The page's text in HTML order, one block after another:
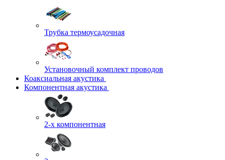
Трубка термоусадочная
Установочный комплект проводов
Коаксиальная акустика
Компонентная акустика
2-х компонентная